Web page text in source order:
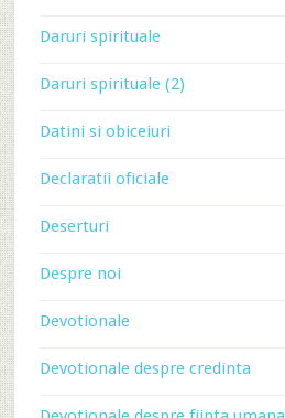
Daruri spirituale
Daruri spirituale (2)
Datini si obiceiuri
Declaratii oficiale
Deserturi
Despre noi
Devotionale
Devotionale despre credinta